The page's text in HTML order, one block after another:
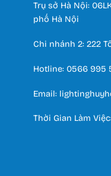
Trụ sở Hà Nội:
phố Hà Nội
Chi nhánh 2: 222
Hotline: 0566 995
Email:
Thời Gian Làm